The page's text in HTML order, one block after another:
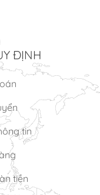
ĐỊNH
tin
tiền